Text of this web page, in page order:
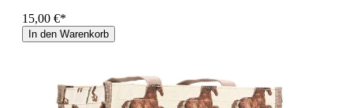
15,00 €*
In den Warenkorb